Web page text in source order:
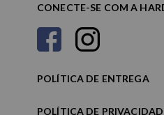
CONECTE-SE COM A
POLÍTICA DE ENTREGA
POLÍTICA DE